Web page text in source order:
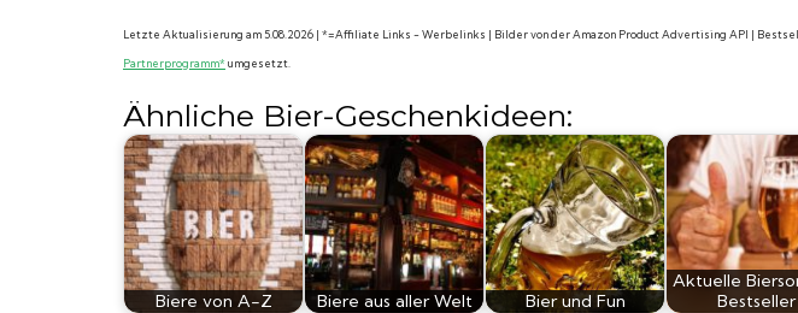
Letzte Aktualisierung am 5.08.2026 | *=Affiliate Links - Werbelinks | Bilder von der Amazon Product Advertising API |
Partnerprogramm* umgesetzt.
Ähnliche Bier-Geschenkideen:
Biere von A-Z Biere aus aller Welt Bier und Fun
Aktuelle
Bestseller